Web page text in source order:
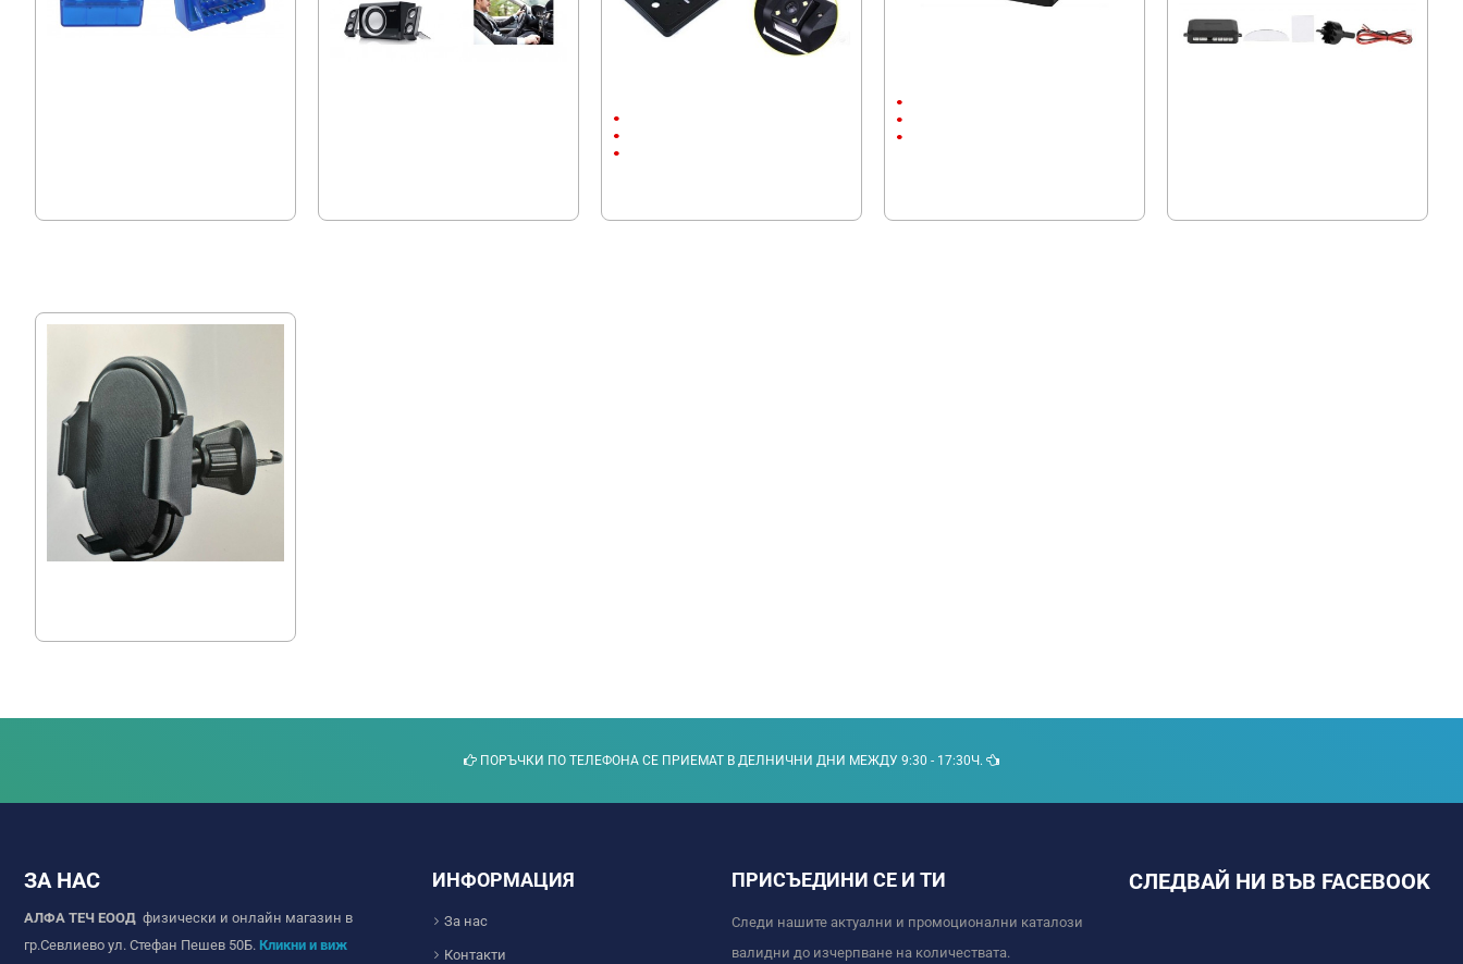
ПОРЪЧКИ ПО ТЕЛЕФОНА СЕ ПРИЕМАТ В ДЕЛНИЧНИ ДНИ МЕЖДУ 9:30 - 17:30Ч.
ЗА НАС
АЛФА ТЕЧ ЕООД физически и онлайн магазин в
гр.Севлиево ул. Стефан Пешев 50Б. Кликни и виж
ИНФОРМАЦИЯ
За нас
Контакти
ПРИСЪЕДИНИ СЕ И ТИ
Следи нашите актуални и промоционални каталози
валидни до изчерпване на количествата.
СЛЕДВАЙ НИ ВЪВ FACEBOOK